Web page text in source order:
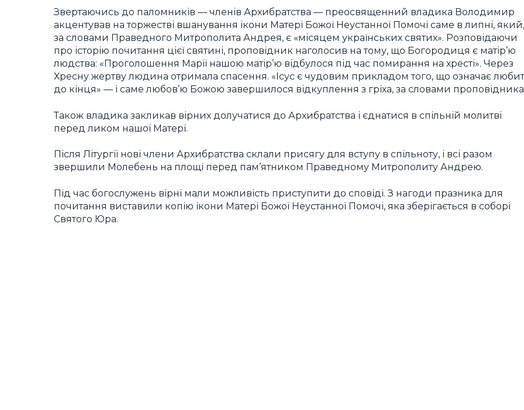
Звертаючись до паломників — членів Архибратства — преосвященний владика Володимир
акцентував на торжестві вшанування ікони Матері Божої Неустанної Помочі саме в липні, який,
за словами Праведного Митрополита Андрея, є «місяцем українських святих». Розповідаючи
про історію почитання цієї святині, проповідник наголосив на тому, що Богородиця є матір’ю
людства: «Проголошення Марії нашою матір’ю відбулося під час помирання на хресті». Через
Хресну жертву людина отримала спасення. «Ісус є чудовим прикладом того, що означає
до кінця» — і саме любов’ю Божою завершилося відкуплення з гріха, за словами
Також владика закликав вірних долучатися до Архибратства і єднатися в спільній молитві
перед ликом нашої Матері.
Після Літургії нові члени Архибратства склали присягу для вступу в спільноту, і всі разом
звершили Молебень на площі перед пам’ятником Праведному Митрополиту Андрею.
Під час богослужень вірні мали можливість приступити до сповіді. З нагоди празника для
почитання виставили копію ікони Матері Божої Неустанної Помочі, яка зберігається в соборі
Святого Юра.